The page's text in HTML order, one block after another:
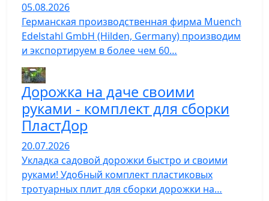
05.08.2026
Германская производственная фирма Muench
Edelstahl GmbH (Hilden, Germany) производим
и экспортируем в более чем 60…
Дорожка на даче своими
руками - комплект для сборки
ПластДор
20.07.2026
Укладка садовой дорожки быстро и своими
руками! Удобный комплект пластиковых
тротуарных плит для сборки дорожки на…